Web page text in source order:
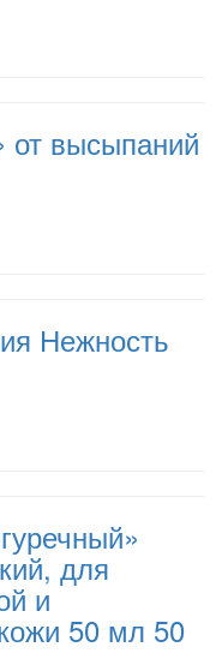
высыпаний
Нежность
для
и
50 мл 50